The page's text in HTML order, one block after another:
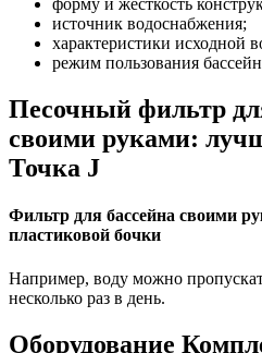
форму и жесткость
источник водоснабжения;
характеристики исходной
режим пользования
Песочный фильтр
своими руками:
Точка J
Фильтр для бассейна своими
пластиковой бочки
Например, воду можно
несколько раз в день.
Оборудование